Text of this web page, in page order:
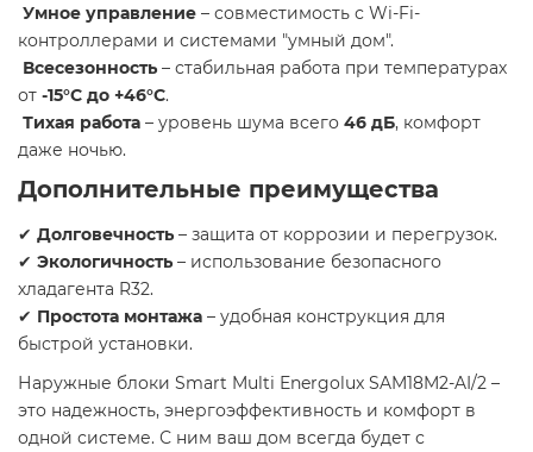
Умное управление – совместимость с Wi-Fi-
контроллерами и системами "умный дом".
Всесезонность – стабильная работа при температурах
от -15°C до +46°C.
Тихая работа – уровень шума всего 46 дБ, комфорт
даже ночью.
Дополнительные преимущества
✔ Долговечность – защита от коррозии и перегрузок.
✔ Экологичность – использование безопасного
хладагента R32.
✔ Простота монтажа – удобная конструкция для
быстрой установки.
Наружные блоки Smart Multi Energolux SAM18M2-AI/2 –
это надежность, энергоэффективность и комфорт в
одной системе. С ним ваш дом всегда будет с